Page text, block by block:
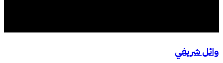
وائل شريفي